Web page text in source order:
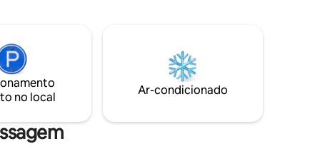
é
um
se
comodidades. Bem-vindo à sua casa
no local
Ar-condicionado